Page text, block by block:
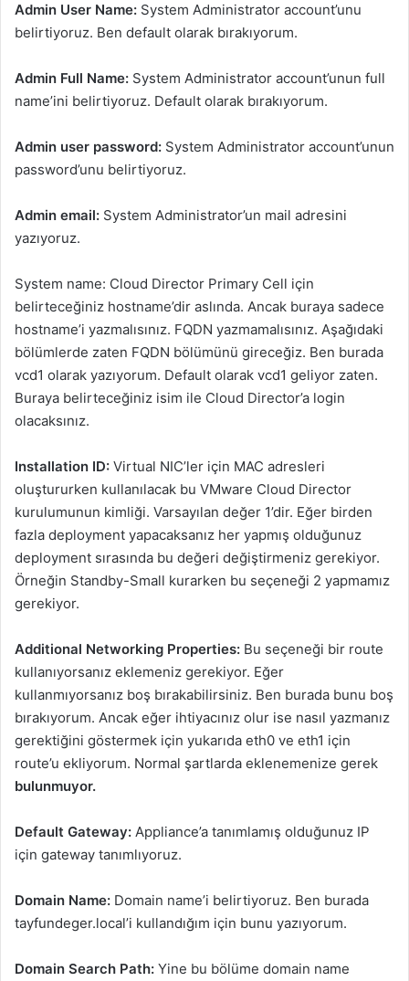
Admin User Name: System Administrator account’unu
belirtiyoruz. Ben default olarak bırakıyorum.
Admin Full Name: System Administrator account’unun full
name’ini belirtiyoruz. Default olarak bırakıyorum.
Admin user password: System Administrator account’unun
password’unu belirtiyoruz.
Admin email: System Administrator’un mail adresini
yazıyoruz.
System name: Cloud Director Primary Cell için
belirteceğiniz hostname’dir aslında. Ancak buraya sadece
hostname’i yazmalısınız. FQDN yazmamalısınız. Aşağıdaki
bölümlerde zaten FQDN bölümünü gireceğiz. Ben burada
vcd1 olarak yazıyorum. Default olarak vcd1 geliyor zaten.
Buraya belirteceğiniz isim ile Cloud Director’a login
olacaksınız.
Installation ID: Virtual NIC’ler için MAC adresleri
oluştururken kullanılacak bu VMware Cloud Director
kurulumunun kimliği. Varsayılan değer 1’dir. Eğer birden
fazla deployment yapacaksanız her yapmış olduğunuz
deployment sırasında bu değeri değiştirmeniz gerekiyor.
Örneğin Standby-Small kurarken bu seçeneği 2 yapmamız
gerekiyor.
Additional Networking Properties: Bu seçeneği bir route
kullanıyorsanız eklemeniz gerekiyor. Eğer
kullanmıyorsanız boş bırakabilirsiniz. Ben burada bunu boş
bırakıyorum. Ancak eğer ihtiyacınız olur ise nasıl yazmanız
gerektiğini göstermek için yukarıda eth0 ve eth1 için
route’u ekliyorum. Normal şartlarda eklenemenize gerek
bulunmuyor.
Default Gateway: Appliance’a tanımlamış olduğunuz IP
için gateway tanımlıyoruz.
Domain Name: Domain name’i belirtiyoruz. Ben burada
tayfundeger.local’i kullandığım için bunu yazıyorum.
Domain Search Path: Yine bu bölüme domain name